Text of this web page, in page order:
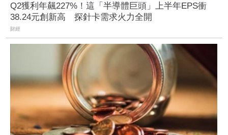
Q2獲利年飆227%！這「半導體巨頭」上半年EPS衝
38.24元創新高 探針卡需求火力全開
財經